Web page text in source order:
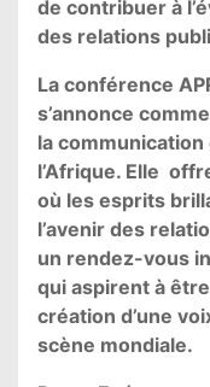
de contribuer à
des relations
La conférence
s’annonce
la
l’Afrique. Elle
où les esprits
l’avenir des
un rendez-vous
qui aspirent à
création d’une
scène mondiale.